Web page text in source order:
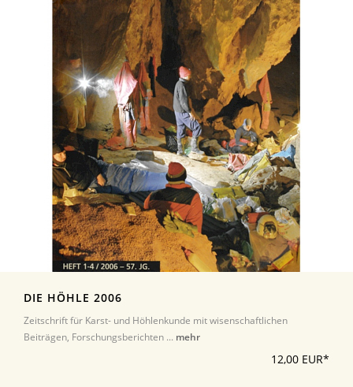
DIE HÖHLE 2006
Zeitschrift für Karst- und Höhlenkunde mit wisenschaftlichen
Beiträgen, Forschungsberichten ... mehr
12,00 EUR*